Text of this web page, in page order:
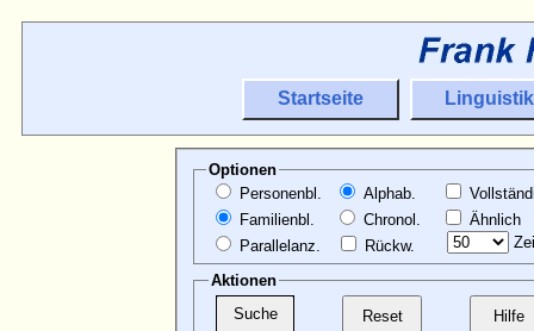
Startseite Linguistik
Optionen
Personenbl.
Familienbl.
Parallelanz.
Alphab.
Chronol.
Rückw.
Ähnlich
Aktionen